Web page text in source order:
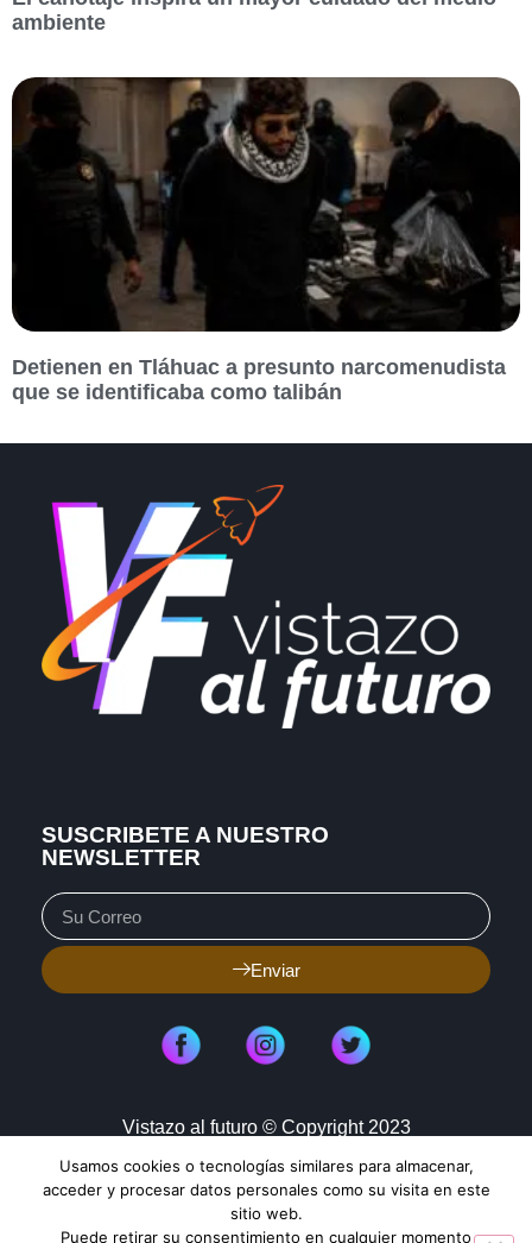
ambiente
Detienen en Tláhuac a presunto narcomenudista
que se identificaba como talibán
SUSCRIBETE A NUESTRO
NEWSLETTER
Enviar
Vistazo al futuro © Copyright 2023
Aviso de Privacidad
Política de Cookies
Mapa de Sitio
Usamos cookies o tecnologías similares para almacenar,
acceder y procesar datos personales como su visita en este
sitio web.
Puede retirar su consentimiento en cualquier momento